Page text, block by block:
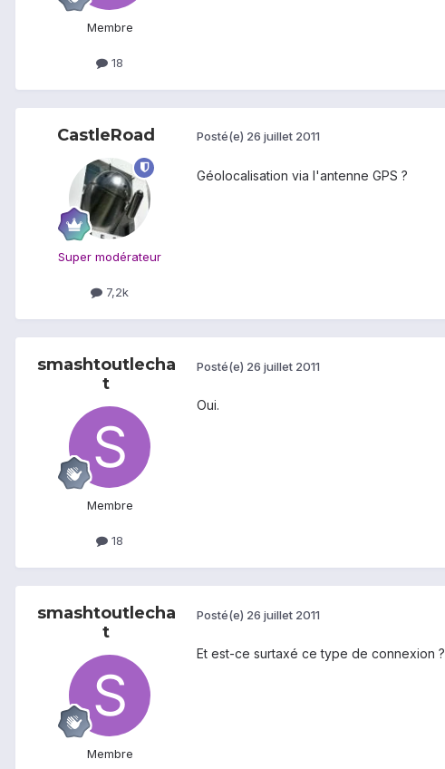
Membre
18
CastleRoad
Super modérateur
7,2k
Posté(e) 26 juillet 2011
Géolocalisation via l'antenne GPS ?
smashtoutlecha
t
Membre
18
Posté(e) 26 juillet 2011
Oui.
smashtoutlecha
t
Membre
Posté(e) 26 juillet 2011
Et est-ce surtaxé ce type de connexion ?